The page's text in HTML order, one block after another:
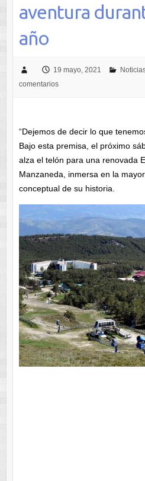
aventura
año
19 mayo, 2021
comentarios
“Dejemos de decir lo que
Bajo esta premisa, el próximo
alza el telón para una renovada
Manzaneda, inmersa en la
conceptual de su historia.